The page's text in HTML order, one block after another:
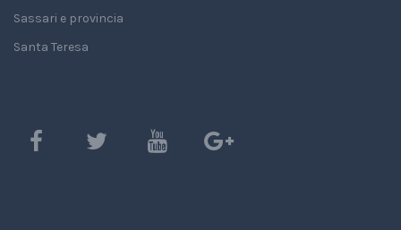
Sassari e provincia
Santa Teresa